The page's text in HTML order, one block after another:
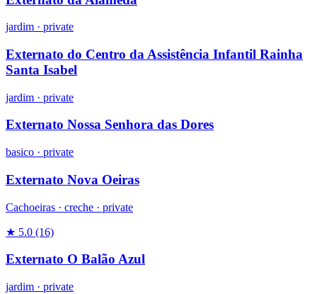
jardim · private
Externato do Centro da Assistência Infantil Rainha
Santa Isabel
jardim · private
Externato Nossa Senhora das Dores
basico · private
Externato Nova Oeiras
Cachoeiras · creche · private
★ 5.0 (16)
Externato O Balão Azul
jardim · private